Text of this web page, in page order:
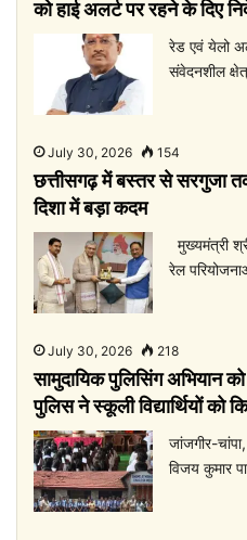
को हाई अलर्ट पर रहने के दिए
रेड एवं येलो
संवेदनशील
July 30, 2026 154
छत्तीसगढ़ में बस्तर से सरगुजा
दिशा में बड़ा कदम
मुख्यमंत्री
रेल
July 30, 2026 218
सामुदायिक पुलिसिंग अभियान
पुलिस ने स्कूली विद्यार्थियों को
जांजगीर-
विजय कुमार